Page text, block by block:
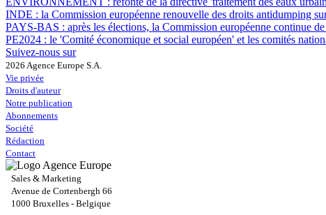
INDE : la Commission européenne renouvelle des droits antidumping
PAYS-BAS : après les élections, la Commission européenne continue
PE2024 : le 'Comité économique et social européen' et les comités
Suivez-nous sur
2026 Agence Europe S.A.
Vie privée
Droits d'auteur
Notre publication
Abonnements
Société
Rédaction
Contact
Sales & Marketing
Avenue de Cortenbergh 66
1000 Bruxelles - Belgique